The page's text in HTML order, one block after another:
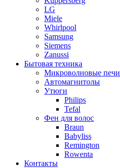
LG
Miele
Whirlpool
Samsung
Siemens
Zanussi
Бытовая техника
Микроволновые печи
Автомагнитолы
Утюги
Philips
Tefal
Фен для волос
Braun
Babyliss
Remington
Rowenta
Контакты